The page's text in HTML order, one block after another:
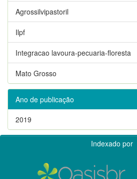
Agrossilvipastoril
Ilpf
Integracao lavoura-pecuaria-floresta
Mato Grosso
Ano de publicação
2019
Indexado por